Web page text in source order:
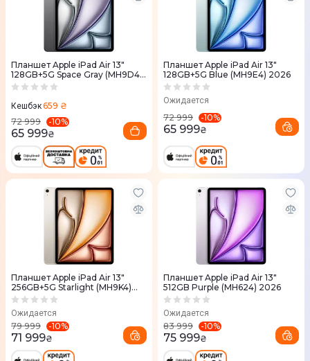
Планшет Apple iPad Air 13"
128GB+5G Space Gray (MH9D4)
2026
Кешбэк659 ₴
72 999
-10%
65 999₴
Планшет Apple iPad Air 13"
128GB+5G Blue (MH9E4) 2026
Ожидается
72 999 -10%
65 999₴
Планшет Apple iPad Air 13"
256GB+5G Starlight (MH9K4)
2026
Ожидается
79 999 -10%
71 999₴
Планшет Apple iPad Air 13"
512GB Purple (MH624) 2026
Ожидается
83 999 -10%
75 999₴